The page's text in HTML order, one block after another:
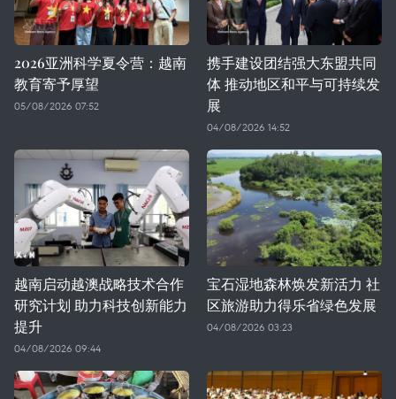
2026亚洲科学夏令营：越南
教育寄予厚望
05/08/2026 07:52
携手建设团结强大东盟共同
体 推动地区和平与可持续发
展
04/08/2026 14:52
越南启动越澳战略技术合作
研究计划 助力科技创新能力
提升
04/08/2026 09:44
宝石湿地森林焕发新活力 社
区旅游助力得乐省绿色发展
04/08/2026 03:23